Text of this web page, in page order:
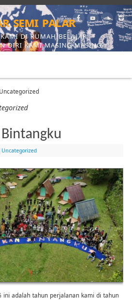
semi palar
DI RUMAH BELAJAR,
DIRI KAMI MASING-MASING
Uncategorized
ini adalah tahun perjalanan kami di tahun